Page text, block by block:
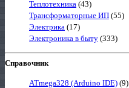
Теплотехника (43)
Трансформаторные ИП (55)
Электрика (17)
Электроника в быту (333)
Справочник
ATmega328 (Arduino IDE) (9)